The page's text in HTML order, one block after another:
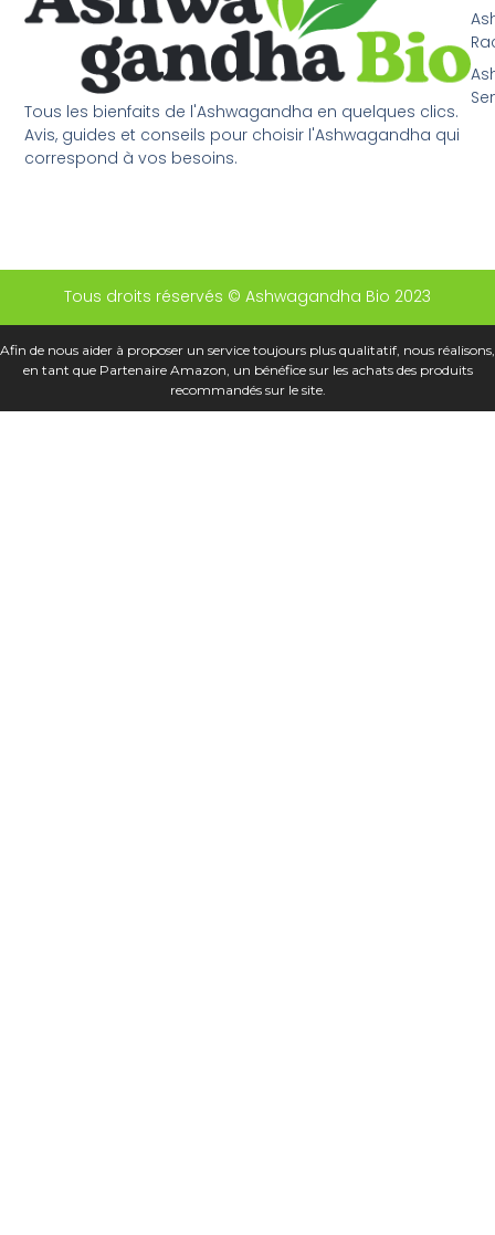
Tous les bienfaits de l'Ashwagandha en quelques clics.
Avis, guides et conseils pour choisir l'Ashwagandha qui
correspond à vos besoins.
Tous droits réservés © Ashwagandha Bio 2023
Afin de nous aider à proposer un service toujours plus qualitatif, nous réalisons,
en tant que Partenaire Amazon, un bénéfice sur les achats des produits
recommandés sur le site.